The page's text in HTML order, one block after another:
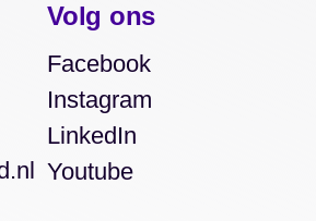
Volg ons
Facebook
Instagram
LinkedIn
Youtube